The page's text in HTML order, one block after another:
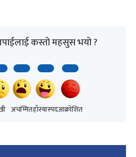
कस्तो महसुस भयो ?
अचम्मितहाँस्यास्पदआक्रोशित